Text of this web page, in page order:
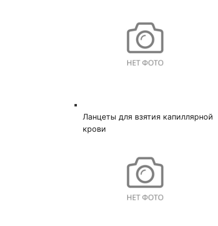
Ланцеты для взятия капиллярной
крови